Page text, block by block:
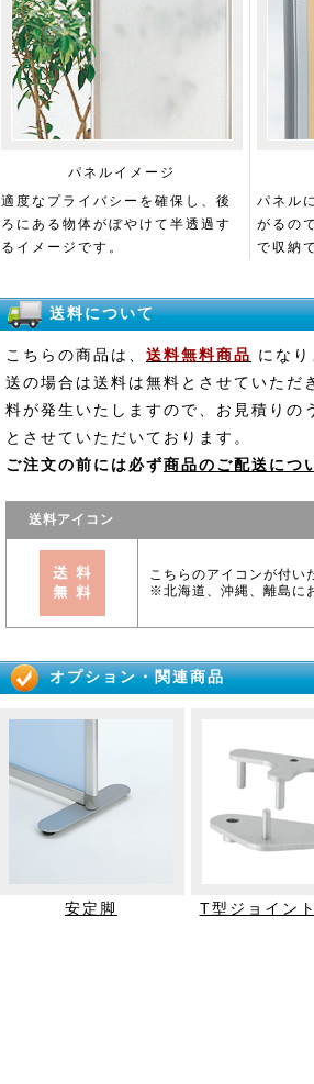
パネルイメージ
適度なプライバシーを確保し、後
ろにある物体がぼやけて半透過す
るイメージです。
パネル
がるの
で収納
送料について
こちらの商品は、 送料無料商品 になり
送の場合は送料は無料とさせていただ
料が発生いたしますので、お見積りの
とさせていただいております。
ご注文の前には必ず商品のご配送につ
送料アイコン
こちらのアイコンが付い
※北海道、沖縄、離島に
オプション・関連商品
安定脚 T型ジョイン